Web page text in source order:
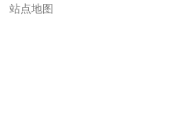
站点地图